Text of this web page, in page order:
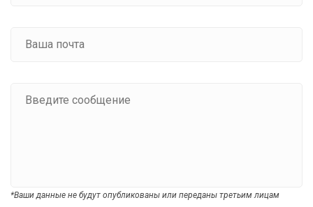
*Ваши данные не будут опубликованы или переданы третьим лицам